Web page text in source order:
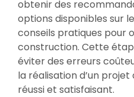
obtenir des
options disponibles sur
conseils pratiques pour
construction. Cette
éviter des erreurs
la réalisation d’un
réussi et satisfaisant.